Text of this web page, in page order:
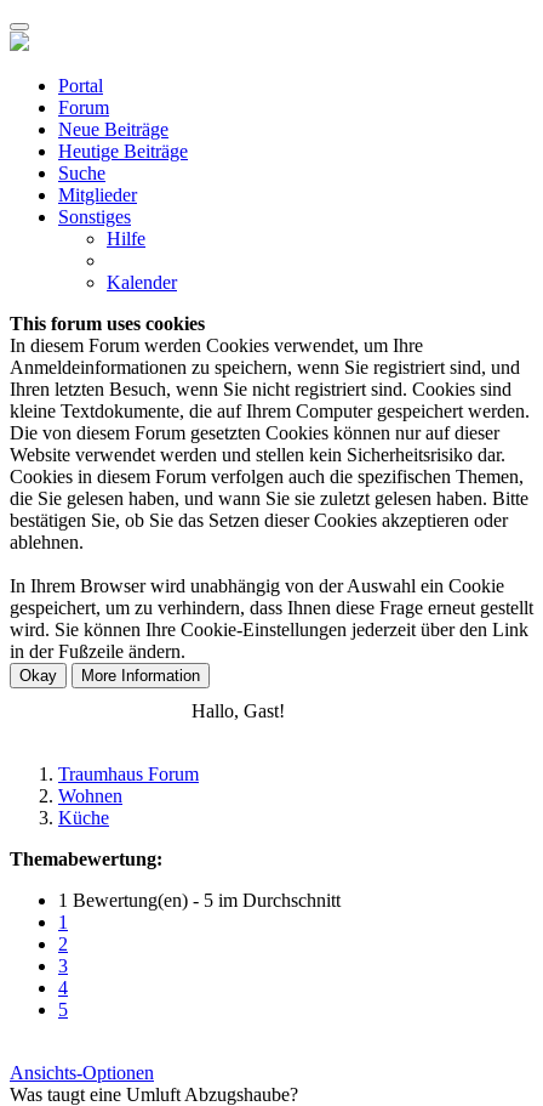
Portal
Forum
Neue Beiträge
Heutige Beiträge
Suche
Mitglieder
Sonstiges
Hilfe
Kalender
This forum uses cookies
In diesem Forum werden Cookies verwendet, um Ihre
Anmeldeinformationen zu speichern, wenn Sie registriert sind, und
Ihren letzten Besuch, wenn Sie nicht registriert sind. Cookies sind
kleine Textdokumente, die auf Ihrem Computer gespeichert werden.
Die von diesem Forum gesetzten Cookies können nur auf dieser
Website verwendet werden und stellen kein Sicherheitsrisiko dar.
Cookies in diesem Forum verfolgen auch die spezifischen Themen,
die Sie gelesen haben, und wann Sie sie zuletzt gelesen haben. Bitte
bestätigen Sie, ob Sie das Setzen dieser Cookies akzeptieren oder
ablehnen.
In Ihrem Browser wird unabhängig von der Auswahl ein Cookie
gespeichert, um zu verhindern, dass Ihnen diese Frage erneut gestellt
wird. Sie können Ihre Cookie-Einstellungen jederzeit über den Link
in der Fußzeile ändern.
Hallo, Gast!
Traumhaus Forum
Wohnen
Küche
Themabewertung:
1 Bewertung(en) - 5 im Durchschnitt
1
2
3
4
5
Ansichts-Optionen
Was taugt eine Umluft Abzugshaube?